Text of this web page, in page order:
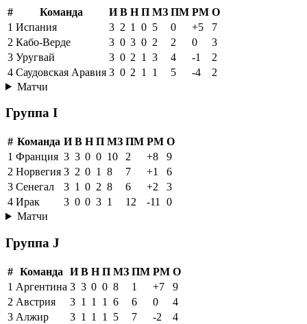
# Команда И В Н П МЗ ПМ РМ О
1 Испания 3 2 1 0 5 0 +5
7
2 Кабо-Верде 3 0 3 0 2 2 0
3
3 Уругвай 3 0 2 1 3 4 -1
2
4 Саудовская Аравия 3 0 2 1 1 5 -4
2
Матчи
Группа I
# Команда И В Н П МЗ ПМ РМ О
1 Франция 3 3 0 0 10 2 +8
9
2 Норвегия 3 2 0 1 8 7 +1
6
3 Сенегал 3 1 0 2 8 6 +2
3
4 Ирак 3 0 0 3 1 12 -11
0
Матчи
Группа J
# Команда И В Н П МЗ ПМ РМ О
1 Аргентина 3 3 0 0 8 1 +7
9
2 Австрия 3 1 1 1 6 6 0
4
3 Алжир 3 1 1 1 5 7 -2
4